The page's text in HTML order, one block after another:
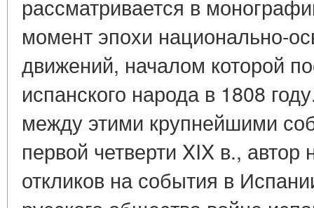
рассматривается в
момент эпохи национально-
движений, началом которой
испанского народа в 1808
между этими крупнейшими
первой четверти XIX в., автор
откликов на события в